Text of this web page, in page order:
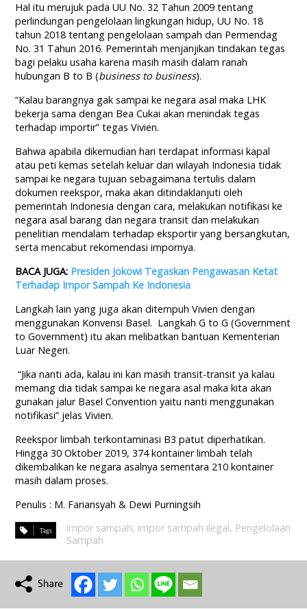
Hal itu merujuk pada UU No. 32 Tahun 2009 tentang
perlindungan pengelolaan lingkungan hidup, UU No. 18
tahun 2018 tentang pengelolaan sampah dan Permendag
No. 31 Tahun 2016. Pemerintah menjanjikan tindakan tegas
bagi pelaku usaha karena masih masih dalam ranah
hubungan B to B (business to business).
“Kalau barangnya gak sampai ke negara asal maka LHK
bekerja sama dengan Bea Cukai akan menindak tegas
terhadap importir” tegas Vivien.
Bahwa apabila dikemudian hari terdapat informasi kapal
atau peti kemas setelah keluar dari wilayah Indonesia tidak
sampai ke negara tujuan sebagaimana tertulis dalam
dokumen reekspor, maka akan ditindaklanjuti oleh
pemerintah Indonesia dengan cara, melakukan notifikasi ke
negara asal barang dan negara transit dan melakukan
penelitian mendalam terhadap eksportir yang bersangkutan,
serta mencabut rekomendasi impornya.
BACA JUGA: Presiden Jokowi Tegaskan Pengawasan Ketat
Terhadap Impor Sampah Ke Indonesia
Langkah lain yang juga akan ditempuh Vivien dengan
menggunakan Konvensi Basel. Langkah G to G (Government
to Government) itu akan melibatkan bantuan Kementerian
Luar Negeri.
“Jika nanti ada, kalau ini kan masih transit-transit ya kalau
memang dia tidak sampai ke negara asal maka kita akan
gunakan jalur Basel Convention yaitu nanti menggunakan
notifikasi” jelas Vivien.
Reekspor limbah terkontaminasi B3 patut diperhatikan.
Hingga 30 Oktober 2019, 374 kontainer limbah telah
dikembalikan ke negara asalnya sementara 210 kontainer
masih dalam proses.
Penulis : M. Fariansyah & Dewi Purningsih
impor sampah, impor sampah ilegal, Pengelolaan
Sampah